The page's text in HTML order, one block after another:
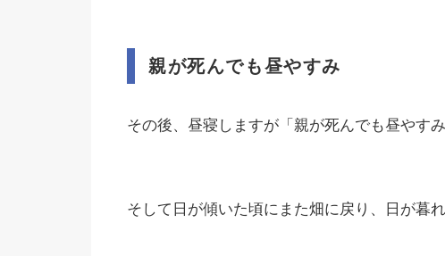
親が死んでも昼やすみ
その後、昼寝しますが「親が死んでも昼やす
そして日が傾いた頃にまた畑に戻り、日が暮